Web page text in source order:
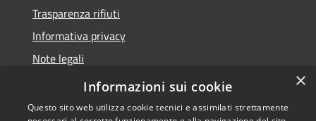
Trasparenza rifiuti
Informativa privacy
Note legali
Dichiarazione di accessibilità
×
Informazioni sui cookie
Questo sito web utilizza cookie tecnici e assimilati strettamente